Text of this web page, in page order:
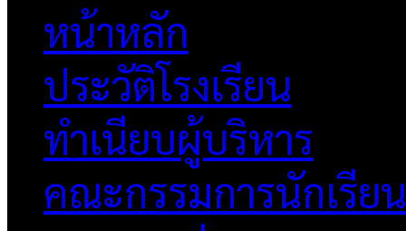
หน้าหลัก
ประวัติโรงเรียน
ทำเนียบผู้บริหาร
คณะกรรมการนักเรียน